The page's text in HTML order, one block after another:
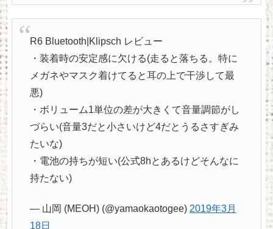
R6 Bluetooth|Klipsch レビュー
・装着時の安定感に欠ける(走ると落ちる。特に
メガネやマスク着けてると耳の上で干渉して最
悪)
・ボリューム1単位の差が大きくて音量調節がし
づらい(音量3だと小さいけど4だとうるさすぎみ
たいな)
・電池の持ちが短い(公式8hとあるけどそんなに
持たない)
— 山岡 (MEOH) (@yamaokaotogee) 2019年3月
18日